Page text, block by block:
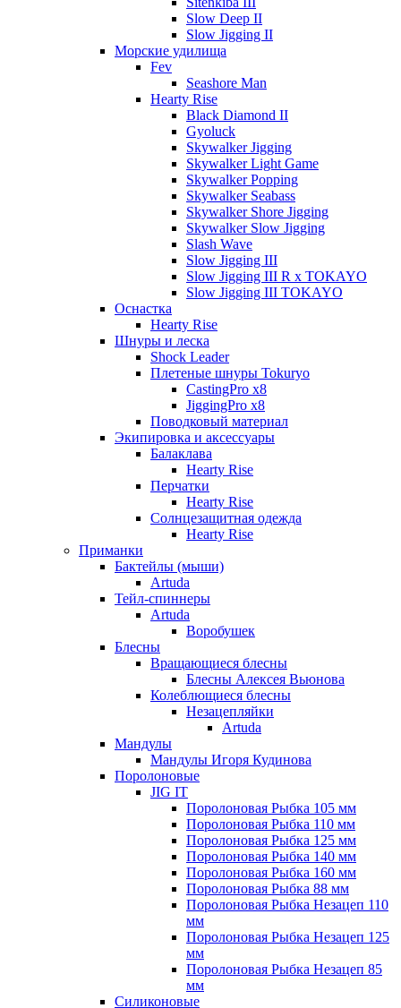
Slow Deep II
Slow Jigging II
Морские удилища
Fev
Seashore Man
Hearty Rise
Black Diamond II
Gyoluck
Skywalker Jigging
Skywalker Light Game
Skywalker Popping
Skywalker Seabass
Skywalker Shore Jigging
Skywalker Slow Jigging
Slash Wave
Slow Jigging III
Slow Jigging III R x TOKAYO
Slow Jigging III TOKAYO
Оснастка
Hearty Rise
Шнуры и леска
Shock Leader
Плетеные шнуры Tokuryo
CastingPro x8
JiggingPro x8
Поводковый материал
Экипировка и аксессуары
Балаклава
Hearty Rise
Перчатки
Hearty Rise
Солнцезащитная одежда
Hearty Rise
Приманки
Бактейлы (мыши)
Artuda
Тейл-спиннеры
Artuda
Воробушек
Блесны
Вращающиеся блесны
Блесны Алексея Вьюнова
Колеблющиеся блесны
Незацепляйки
Artuda
Мандулы
Мандулы Игоря Кудинова
Поролоновые
JIG IT
Поролоновая Рыбка 105 мм
Поролоновая Рыбка 110 мм
Поролоновая Рыбка 125 мм
Поролоновая Рыбка 140 мм
Поролоновая Рыбка 160 мм
Поролоновая Рыбка 88 мм
Поролоновая Рыбка Незацеп 110
мм
Поролоновая Рыбка Незацеп 125
мм
Поролоновая Рыбка Незацеп 85
мм
Силиконовые